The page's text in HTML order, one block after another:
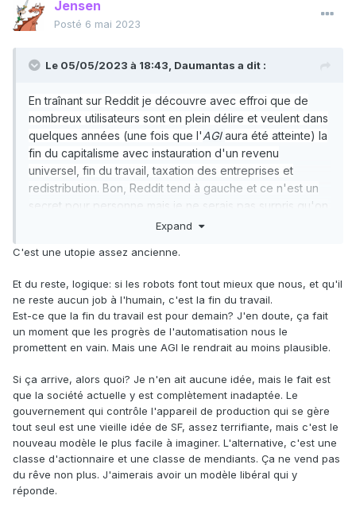
Jensen
Posté 6 mai 2023
Le 05/05/2023 à 18:43, Daumantas a dit :
En traînant sur Reddit je découvre avec effroi que de
nombreux utilisateurs sont en plein délire et veulent dans
quelques années (une fois que l'AGIaura été atteinte) la
fin du capitalisme avec instauration d'un revenu
universel, fin du travail, taxation des entreprises et
redistribution. Bon, Reddit tend à gauche et ce n'est un
secret pour personne mais je ne serais pas surpris qu'on
ait bientôt pas mal de "populistes" qui pédalent dans la
Expand
C'est une utopie assez ancienne.
Et du reste, logique: si les robots font tout mieux que nous, et qu'il
ne reste aucun job à l'humain, c'est la fin du travail.
Est-ce que la fin du travail est pour demain? J'en doute, ça fait
un moment que les progrès de l'automatisation nous le
promettent en vain. Mais une AGI le rendrait au moins plausible.
Si ça arrive, alors quoi? Je n'en ait aucune idée, mais le fait est
que la société actuelle y est complètement inadaptée. Le
gouvernement qui contrôle l'appareil de production qui se gère
tout seul est une vieille idée de SF, assez terrifiante, mais c'est le
nouveau modèle le plus facile à imaginer. L'alternative, c'est une
classe d'actionnaire et une classe de mendiants. Ça ne vend pas
du rêve non plus. J'aimerais avoir un modèle libéral qui y
réponde.